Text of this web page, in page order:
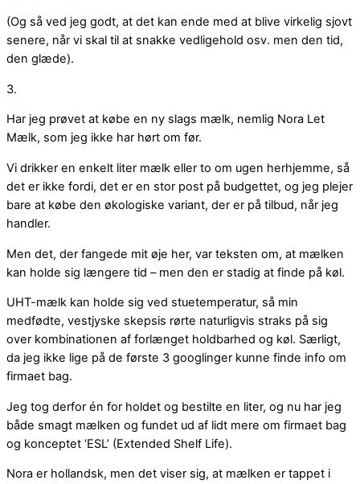
(Og så ved jeg godt, at det kan ende med at blive virkelig sjovt
senere, når vi skal til at snakke vedligehold osv. men den tid,
den glæde).
3.
Har jeg prøvet at købe en ny slags mælk, nemlig Nora Let
Mælk, som jeg ikke har hørt om før.
Vi drikker en enkelt liter mælk eller to om ugen herhjemme, så
det er ikke fordi, det er en stor post på budgettet, og jeg plejer
bare at købe den økologiske variant, der er på tilbud, når jeg
handler.
Men det, der fangede mit øje her, var teksten om, at mælken
kan holde sig længere tid – men den er stadig at finde på køl.
UHT-mælk kan holde sig ved stuetemperatur, så min
medfødte, vestjyske skepsis rørte naturligvis straks på sig
over kombinationen af forlænget holdbarhed og køl. Særligt,
da jeg ikke lige på de første 3 googlinger kunne finde info om
firmaet bag.
Jeg tog derfor én for holdet og bestilte en liter, og nu har jeg
både smagt mælken og fundet ud af lidt mere om firmaet bag
og konceptet ‘ESL’ (Extended Shelf Life).
Nora er hollandsk, men det viser sig, at mælken er tappet i